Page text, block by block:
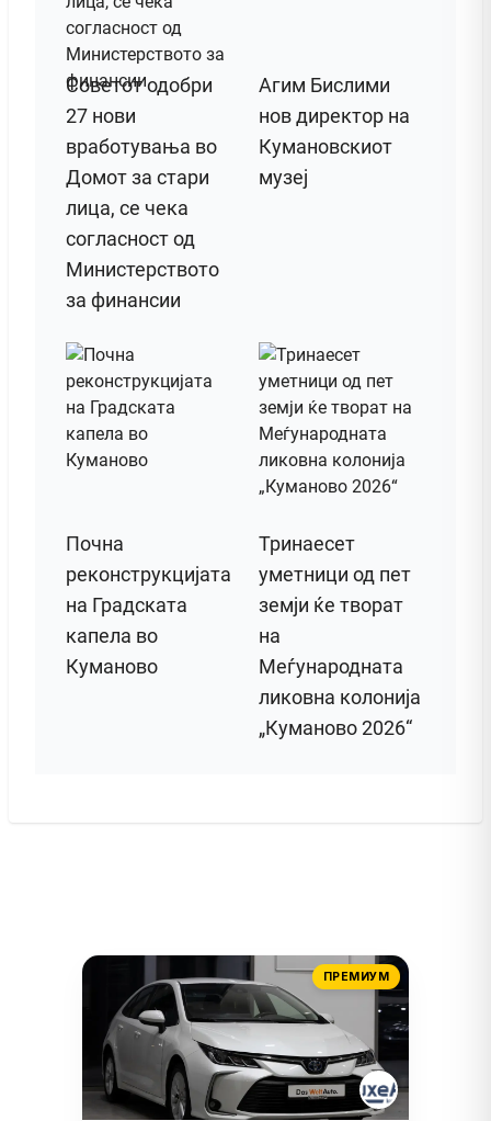
Советот одобри
27 нови
вработувања во
Домот за стари
лица, се чека
согласност од
Министерството
за финансии
Агим Бислими
нов директор на
Кумановскиот
музеј
Почна
реконструкцијата
на Градската
капела во
Куманово
Тринаесет
уметници од пет
земји ќе творат
на
Меѓународната
ликовна колонија
„Куманово 2026“
ПРЕМИУМ